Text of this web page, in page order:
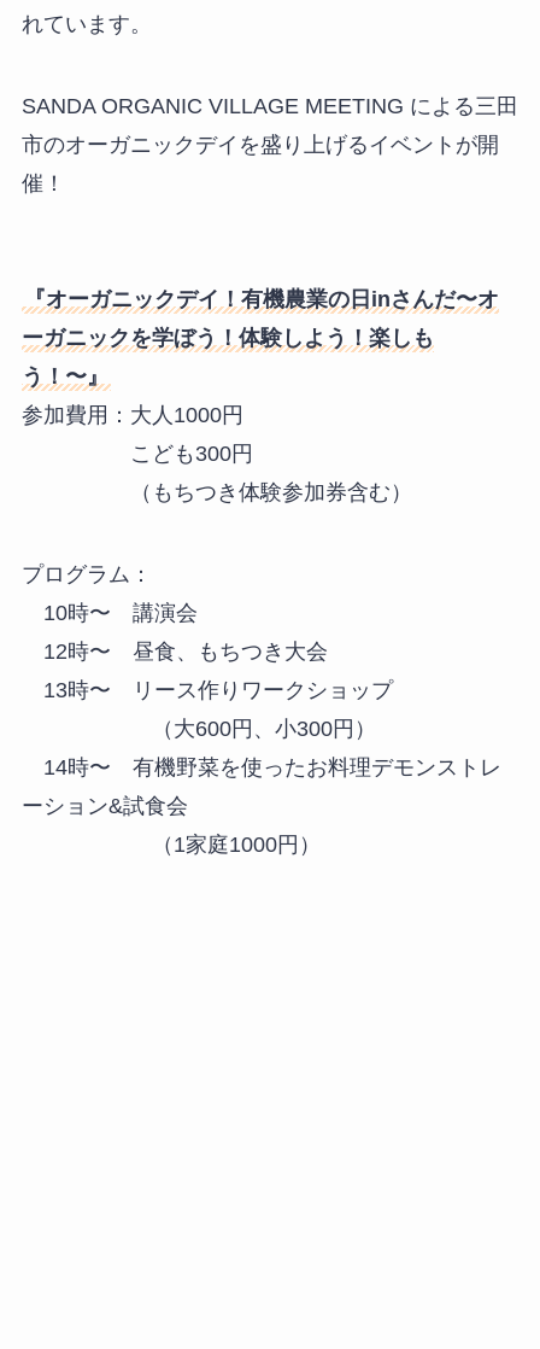
れています。
SANDA ORGANIC VILLAGE MEETING による三田
市のオーガニックデイを盛り上げるイベントが開
催！
『オーガニックデイ！有機農業の日inさんだ〜オ
ーガニックを学ぼう！体験しよう！楽しも
う！〜』
参加費用：大人1000円
こども300円
（もちつき体験参加券含む）
プログラム：
10時〜 講演会
12時〜 昼食、もちつき大会
13時〜 リース作りワークショップ
（大600円、小300円）
14時〜 有機野菜を使ったお料理デモンストレ
ーション&試食会
（1家庭1000円）